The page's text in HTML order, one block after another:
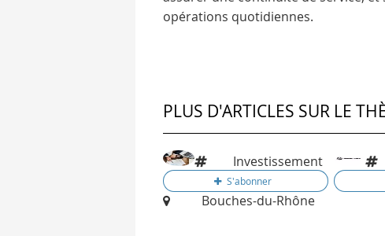
opérations quotidiennes.
PLUS D'ARTICLES SUR LE
Investissement
Bouches-du-Rhône